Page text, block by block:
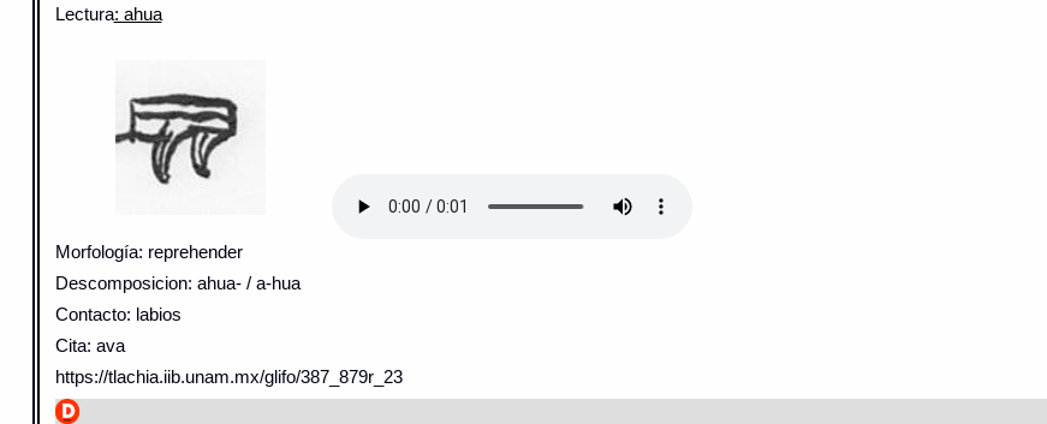
Lectura: ahua
Morfología: reprehender
Descomposicion: ahua- / a-hua
Contacto: labios
Cita: ava
https://tlachia.iib.unam.mx/glifo/387_879r_23